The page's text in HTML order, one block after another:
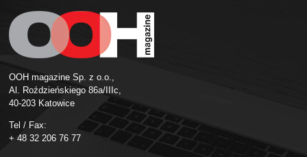
OOH magazine Sp. z o.o.,
Al. Roździeńskiego 86a/IIIc,
40-203 Katowice
Tel / Fax:
+ 48 32 206 76 77